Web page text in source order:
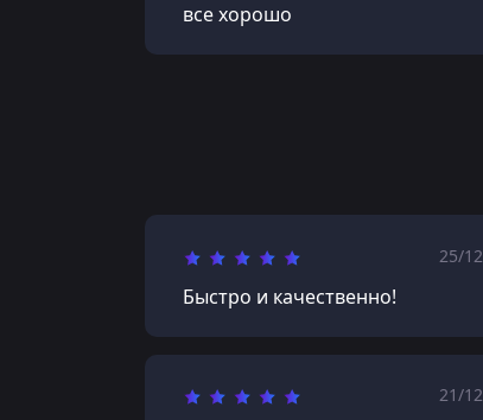
все хорошо
25/12
Быстро и качественно!
21/12